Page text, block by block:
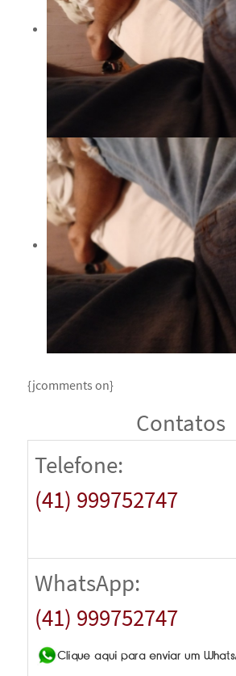
{jcomments on}
Contatos
Telefone:
(41) 999752747
WhatsApp:
(41) 999752747